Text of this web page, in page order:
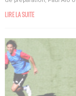
LIRE LA SUITE